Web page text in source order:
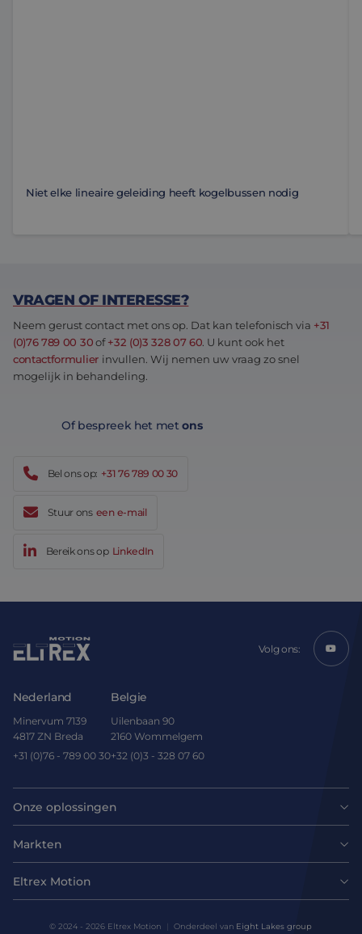
Niet elke lineaire geleiding heeft kogelbussen nodig
VRAGEN OF INTERESSE?
Neem gerust contact met ons op. Dat kan telefonisch via +31
(0)76 789 00 30of+32 (0)3 328 07 60. U kunt ook het
contactformulier invullen. Wij nemen uw vraag zo snel
mogelijk in behandeling.
Of bespreek het metons
Bel ons op: +31 76 789 00 30
Stuur ons een e-mail
Bereik ons op LinkedIn
Volg ons:
Nederland
Minervum 7139
4817 ZN Breda
+31 (0)76 - 789 00 30
Belgie
Uilenbaan 90
2160 Wommelgem
+32 (0)3 - 328 07 60
Onze oplossingen
Motoren
Drives & controllers
Mechanicals
Markten
Agri-food
Eltrex Motion
© 2024 - 2026 Eltrex Motion Onderdeel van Eight Lakes group